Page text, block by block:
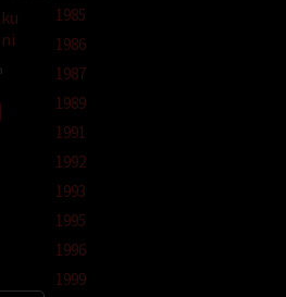
1985
1986
1987
1989
1991
1992
1993
1995
1996
1999